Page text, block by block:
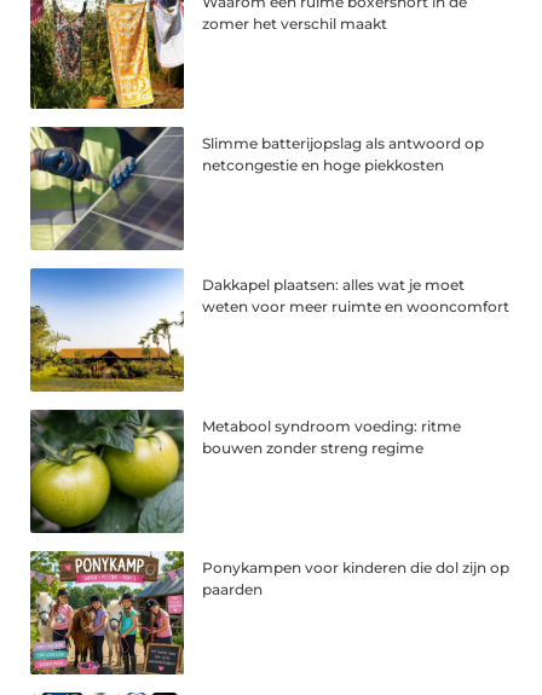
zomer het verschil maakt
Slimme batterijopslag als antwoord op
netcongestie en hoge piekkosten
Dakkapel plaatsen: alles wat je moet
weten voor meer ruimte en wooncomfort
Metabool syndroom voeding: ritme
bouwen zonder streng regime
Ponykampen voor kinderen die dol zijn op
paarden